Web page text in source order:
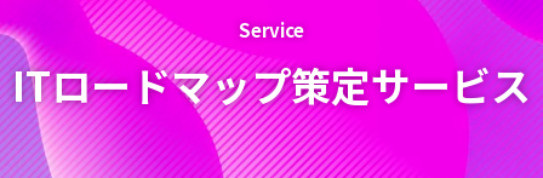
Service
ITロードマップ策定サービス